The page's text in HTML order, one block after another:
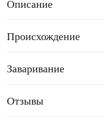
Описание
Происхождение
Заваривание
Отзывы